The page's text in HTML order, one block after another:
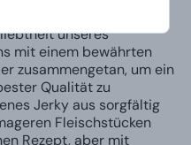
unseres
mit einem bewährten
zusammengetan, um ein
Qualität zu
Jerky aus sorgfältig
Fleischstücken
Rezept, aber mit